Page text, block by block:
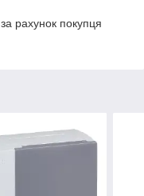
рахунок покупця